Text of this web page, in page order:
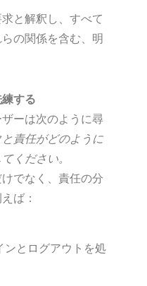
と解釈し、すべて
の関係を含む、明
する
ーは次のように尋
責任がどのように
ください。
でなく、責任の分
ば：
ンとログアウトを処